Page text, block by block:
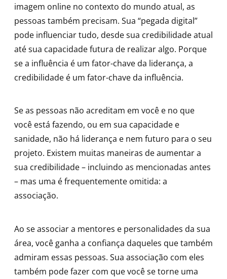
imagem online no contexto do mundo atual, as
pessoas também precisam. Sua “pegada digital”
pode influenciar tudo, desde sua credibilidade atual
até sua capacidade futura de realizar algo. Porque
se a influência é um fator-chave da liderança, a
credibilidade é um fator-chave da influência.
Se as pessoas não acreditam em você e no que
você está fazendo, ou em sua capacidade e
sanidade, não há liderança e nem futuro para o seu
projeto. Existem muitas maneiras de aumentar a
sua credibilidade – incluindo as mencionadas antes
– mas uma é frequentemente omitida: a
associação.
Ao se associar a mentores e personalidades da sua
área, você ganha a confiança daqueles que também
admiram essas pessoas. Sua associação com eles
também pode fazer com que você se torne uma